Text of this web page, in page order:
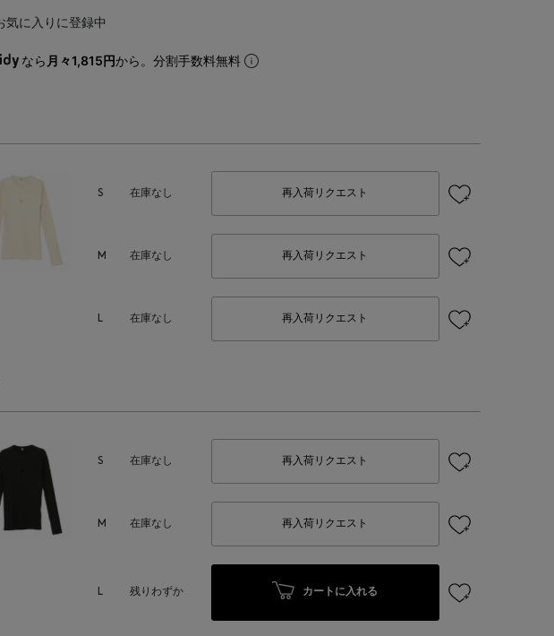
気に入りに登録中
なら 月々1,815円から。分割手数料無料
S 在庫なし 再入荷リクエスト
M 在庫なし 再入荷リクエスト
L 在庫なし 再入荷リクエスト
S 在庫なし 再入荷リクエスト
M 在庫なし 再入荷リクエスト
L 残りわずか カートに入れる